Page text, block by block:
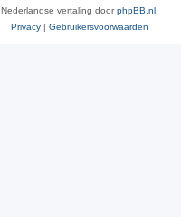
Nederlandse vertaling doorphpBB.nl
Privacy | Gebruikersvoorwaarden